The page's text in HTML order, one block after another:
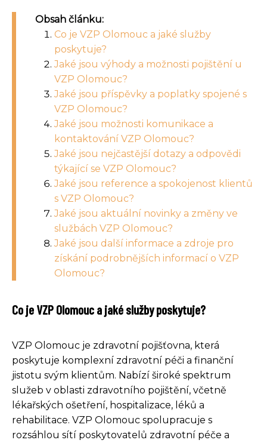
Obsah článku:
Co je VZP Olomouc a jaké služby
poskytuje?
Jaké jsou výhody a možnosti pojištění u
VZP Olomouc?
Jaké jsou příspěvky a poplatky spojené s
VZP Olomouc?
Jaké jsou možnosti komunikace a
kontaktování VZP Olomouc?
Jaké jsou nejčastější dotazy a odpovědi
týkající se VZP Olomouc?
Jaké jsou reference a spokojenost klientů
s VZP Olomouc?
Jaké jsou aktuální novinky a změny ve
službách VZP Olomouc?
Jaké jsou další informace a zdroje pro
získání podrobnějších informací o VZP
Olomouc?
Co je VZP Olomouc a jaké služby poskytuje?
VZP Olomouc je zdravotní pojišťovna, která
poskytuje komplexní zdravotní péči a finanční
jistotu svým klientům. Nabízí široké spektrum
služeb v oblasti zdravotního pojištění, včetně
lékařských ošetření, hospitalizace, léků a
rehabilitace. VZP Olomouc spolupracuje s
rozsáhlou sítí poskytovatelů zdravotní péče a